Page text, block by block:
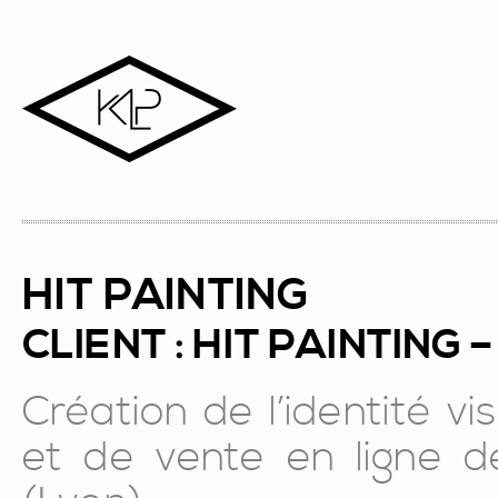
HIT PAINTING
CLIENT : HIT PAINTING
Création de l’identité
et de vente en ligne